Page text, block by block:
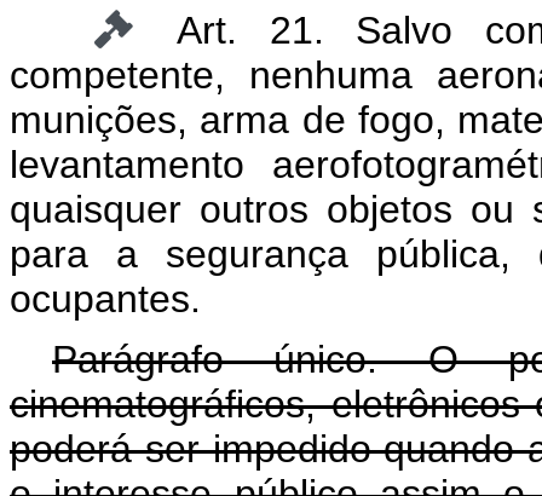
Art. 21. Salvo
competente, nenhuma
munições, arma de fogo,
levantamento
quaisquer outros objetos ou
para a segurança
ocupantes.
Parágrafo único. O
cinematográficos,
poderá ser impedido quando